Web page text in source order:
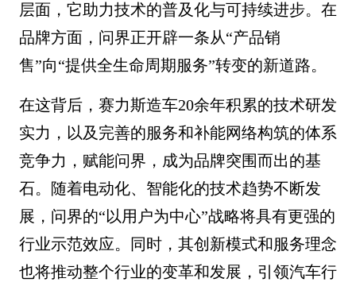
层面，它助力技术的普及化与可持续进步。在
品牌方面，问界正开辟一条从“产品销
售”向“提供全生命周期服务”转变的新道路。
在这背后，赛力斯造车20余年积累的技术研发
实力，以及完善的服务和补能网络构筑的体系
竞争力，赋能问界，成为品牌突围而出的基
石。随着电动化、智能化的技术趋势不断发
展，问界的“以用户为中心”战略将具有更强的
行业示范效应。同时，其创新模式和服务理念
也将推动整个行业的变革和发展，引领汽车行